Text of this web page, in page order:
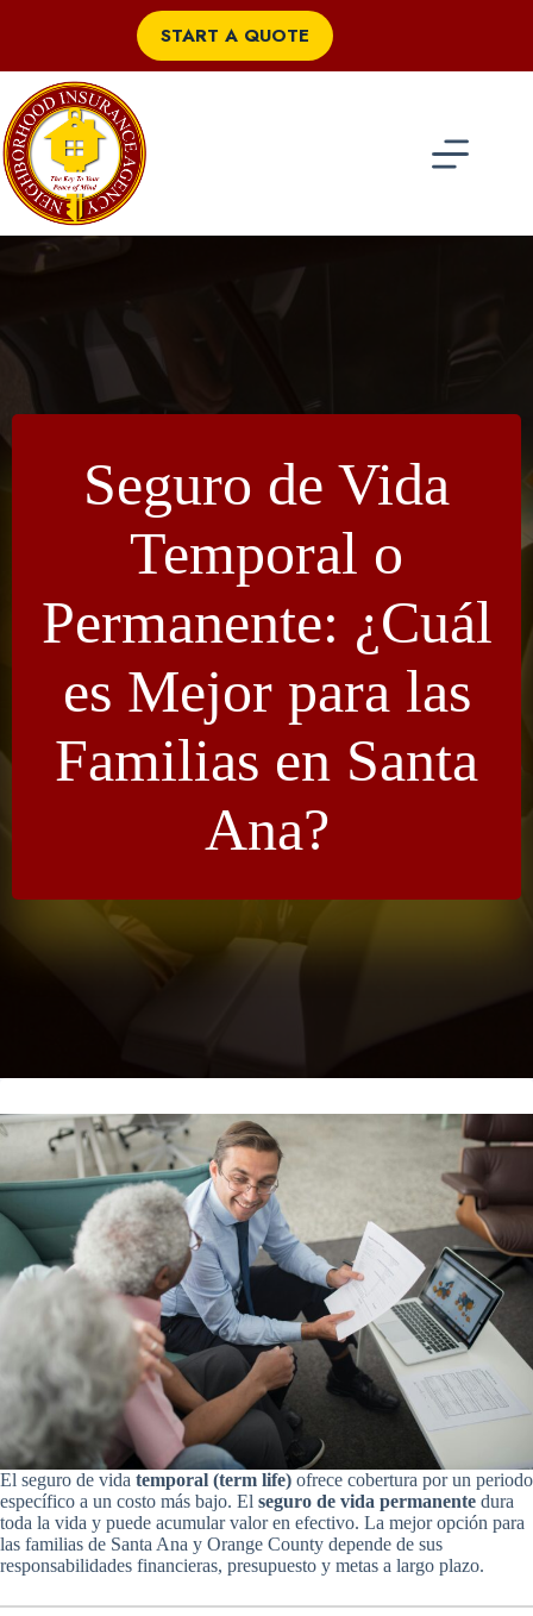
START A QUOTE
Seguro de Vida
Temporal o
Permanente: ¿Cuál
es Mejor para las
Familias en Santa
Ana?
El seguro de vida temporal (term life) ofrece cobertura por un periodo
específico a un costo más bajo. El seguro de vida permanente dura
toda la vida y puede acumular valor en efectivo. La mejor opción para
las familias de Santa Ana y Orange County depende de sus
responsabilidades financieras, presupuesto y metas a largo plazo.